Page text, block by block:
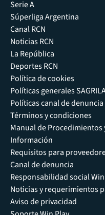
Serie A
Súperliga Argentina
Canal RCN
Noticias RCN
La República
Deportes RCN
Política de cookies
Políticas generales
Políticas canal de denuncia
Términos y condiciones
Manual de
Información
Requisitos para
Canal de denuncia
Responsabilidad social
Noticias y requerimientos
Aviso de privacidad